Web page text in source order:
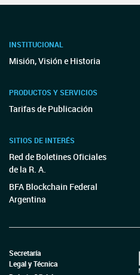
INSTITUCIONAL
Misión, Visión e Historia
PRODUCTOS Y SERVICIOS
Tarifas de Publicación
SITIOS DE INTERÉS
Red de Boletines Oficiales
de la R. A.
BFA Blockchain Federal
Argentina
Secretaría
Legal y Técnica